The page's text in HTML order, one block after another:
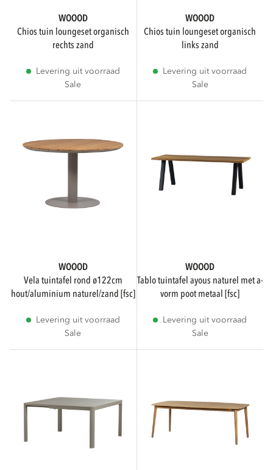
Toon alleen FSC producten
MONTAGE VEREIST
WOOOD
chios tuin loungeset organisch
rechts zand
Levering uit voorraad
Sale
WOOOD
chios tuin loungeset organisch
links zand
Levering uit voorraad
Sale
WOOOD
vela tuintafel rond ø122cm
hout/aluminium naturel/zand [fsc]
Levering uit voorraad
Sale
WOOOD
tablo tuintafel ayous naturel met a-
vorm poot metaal [fsc]
Levering uit voorraad
Sale